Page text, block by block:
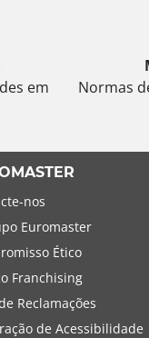
em
Normas
nos
Euromaster
Ético
Franchising
Reclamações
de Acessibilidade